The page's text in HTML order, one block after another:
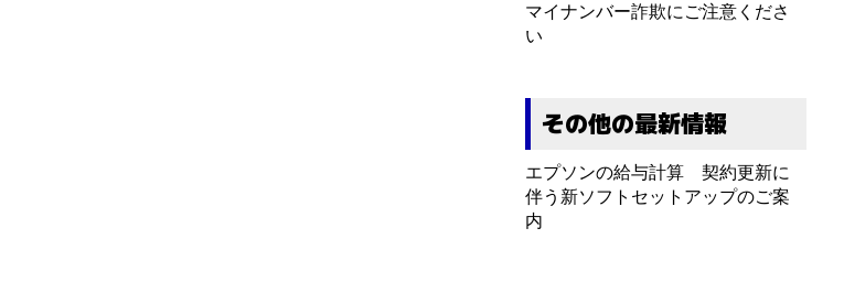
マイナンバー詐欺にご注意くださ
い
その他の最新情報
エプソンの給与計算 契約更新に
伴う新ソフトセットアップのご案
内